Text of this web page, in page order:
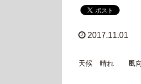
2017.11.01
天候 晴れ 風